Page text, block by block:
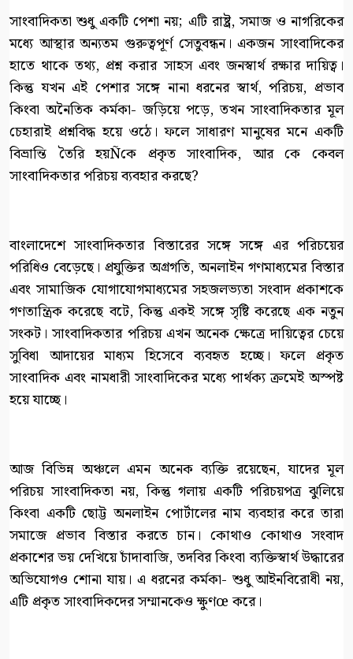
সাংবাদিকতা শুধু একটি পেশা নয়; এটি রাষ্ট্র, সমাজ ও নাগরিকের
মধ্যে আস্থার অন্যতম গুরুত্বপূর্ণ সেতুবন্ধন। একজন সাংবাদিকের
হাতে থাকে তথ্য, প্রশ্ন করার সাহস এবং জনস্বার্থ রক্ষার দায়িত্ব।
কিন্তু যখন এই পেশার সঙ্গে নানা ধরনের স্বার্থ, পরিচয়, প্রভাব
কিংবা অনৈতিক কর্মকা- জড়িয়ে পড়ে, তখন সাংবাদিকতার মূল
চেহারাই প্রশ্নবিদ্ধ হয়ে ওঠে। ফলে সাধারণ মানুষের মনে একটি
বিভ্রান্তি তৈরি হয়Ñকে প্রকৃত সাংবাদিক, আর কে কেবল
সাংবাদিকতার পরিচয় ব্যবহার করছে?
বাংলাদেশে সাংবাদিকতার বিস্তারের সঙ্গে সঙ্গে এর পরিচয়ের
পরিধিও বেড়েছে। প্রযুক্তির অগ্রগতি, অনলাইন গণমাধ্যমের বিস্তার
এবং সামাজিক যোগাযোগমাধ্যমের সহজলভ্যতা সংবাদ প্রকাশকে
গণতান্ত্রিক করেছে বটে, কিন্তু একই সঙ্গে সৃষ্টি করেছে এক নতুন
সংকট। সাংবাদিকতার পরিচয় এখন অনেক ক্ষেত্রে দায়িত্বের চেয়ে
সুবিধা আদায়ের মাধ্যম হিসেবে ব্যবহৃত হচ্ছে। ফলে প্রকৃত
সাংবাদিক এবং নামধারী সাংবাদিকের মধ্যে পার্থক্য ক্রমেই অস্পষ্ট
হয়ে যাচ্ছে।
আজ বিভিন্ন অঞ্চলে এমন অনেক ব্যক্তি রয়েছেন, যাদের মূল
পরিচয় সাংবাদিকতা নয়, কিন্তু গলায় একটি পরিচয়পত্র ঝুলিয়ে
কিংবা একটি ছোট্ট অনলাইন পোর্টালের নাম ব্যবহার করে তারা
সমাজে প্রভাব বিস্তার করতে চান। কোথাও কোথাও সংবাদ
প্রকাশের ভয় দেখিয়ে চাঁদাবাজি, তদবির কিংবা ব্যক্তিস্বার্থ উদ্ধারের
অভিযোগও শোনা যায়। এ ধরনের কর্মকা- শুধু আইনবিরোধী নয়,
এটি প্রকৃত সাংবাদিকদের সম্মানকেও ক্ষুণœ করে।